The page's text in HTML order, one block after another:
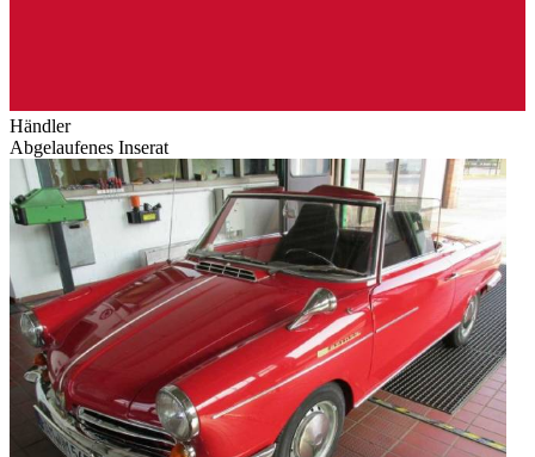
Händler
Abgelaufenes Inserat